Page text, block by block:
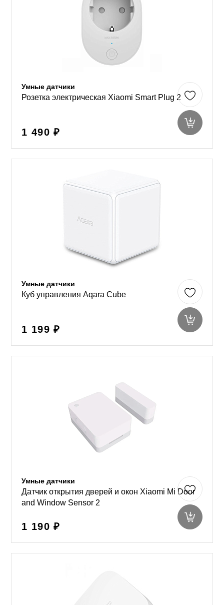
Умные датчики
Розетка электрическая Xiaomi Smart Plug 2
1 490 ₽
Умные датчики
Куб управления Aqara Cube
1 199 ₽
Умные датчики
Датчик открытия дверей и окон Xiaomi Mi Door
and Window Sensor 2
1 190 ₽